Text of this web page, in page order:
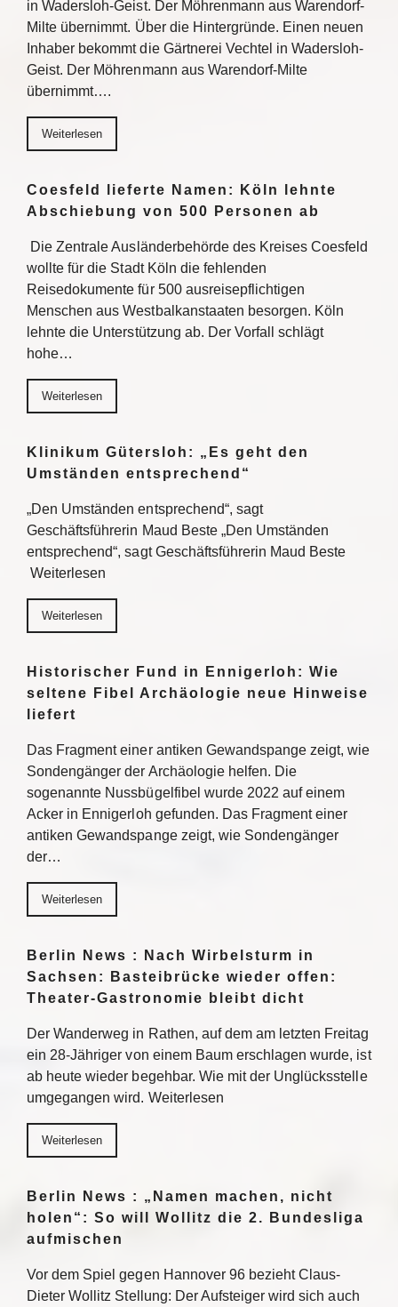
in Wadersloh-Geist. Der Möhrenmann aus Warendorf-
Milte übernimmt. Über die Hintergründe. Einen neuen
Inhaber bekommt die Gärtnerei Vechtel in Wadersloh-
Geist. Der Möhrenmann aus Warendorf-Milte
übernimmt….
Weiterlesen
Coesfeld lieferte Namen: Köln lehnte
Abschiebung von 500 Personen ab
Die Zentrale Ausländerbehörde des Kreises Coesfeld
wollte für die Stadt Köln die fehlenden
Reisedokumente für 500 ausreisepflichtigen
Menschen aus Westbalkanstaaten besorgen. Köln
lehnte die Unterstützung ab. Der Vorfall schlägt
hohe…
Weiterlesen
Klinikum Gütersloh: „Es geht den
Umständen entsprechend“
„Den Umständen entsprechend“, sagt
Geschäftsführerin Maud Beste „Den Umständen
entsprechend“, sagt Geschäftsführerin Maud Beste
Weiterlesen
Weiterlesen
Historischer Fund in Ennigerloh: Wie
seltene Fibel Archäologie neue Hinweise
liefert
Das Fragment einer antiken Gewandspange zeigt, wie
Sondengänger der Archäologie helfen. Die
sogenannte Nussbügelfibel wurde 2022 auf einem
Acker in Ennigerloh gefunden. Das Fragment einer
antiken Gewandspange zeigt, wie Sondengänger
der…
Weiterlesen
Berlin News : Nach Wirbelsturm in
Sachsen: Basteibrücke wieder offen:
Theater-Gastronomie bleibt dicht
Der Wanderweg in Rathen, auf dem am letzten Freitag
ein 28-Jähriger von einem Baum erschlagen wurde, ist
ab heute wieder begehbar. Wie mit der Unglücksstelle
umgegangen wird. Weiterlesen
Weiterlesen
Berlin News : „Namen machen, nicht
holen“: So will Wollitz die 2. Bundesliga
aufmischen
Vor dem Spiel gegen Hannover 96 bezieht Claus-
Dieter Wollitz Stellung: Der Aufsteiger wird sich auch